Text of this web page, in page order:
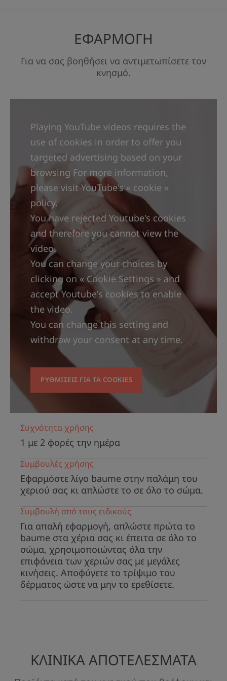
αποστειρωμένο καθ' όλη τη χρήση του και την
απόδοσης φροντίδα εγγυάται ασφάλεια και
βέλτιστο σεβασμό προς το δέρμα και το
μικροβίωμά του. Χωρίς συντηρητικά, χωρίς
ώστε να ελαχιστοποιεί τον κίνδυνο αλλεργικών
αντιδράσεων, το Baume XeraCalm A.D είναι
ιδανικό για το δέρμα βρεφών, παιδιών και
ενηλίκων.
ΛΊΓΑ ΛΌΓΙΑ ΑΠΌ ΤΟΝ ΕΙΔΙΚΌ ΜΑΣ
Το baume κατά των κνησμών
θρέφει και καταπραΰνει το
δέρμα, ενώ παράλληλα
εξισορροπεί εκ νέου το
μικροβίωμά του.
Πλεονέκτημα
καταπραΰνει το αίσθημα κνησμού που
προκαλείται από το ξηρό δέρμα.
Οφέλη
• ΚΑΤΑ ΤΟΥ ΚΝΗΣΜΟΥ : αποτελεσματικότητα
αναγνωρισμένη από δερματολόγους του
European Dermatology Forum για
αντιμετώπιση του ατοπικού εκζέματος
(κατηγορία Emollient PLUS**).
• ΑΝΑΠΛΗΡΩΣΗ ΛΙΠΙΔΩΝ : ανακουφίζει το πολύ
ξηρό δέρμα με τάση για ατοπικό έκζεμα και
κνησμό.
δραστικά συστατικά.» Αναγνωρίζεται από το European Dermatology
Forum - Guidelines for Treatment of Atopic Eczema (Atopic Dermatitis),
ΕΦΑΡΜΟΓΗ
Για να σας βοηθήσει να αντιμετωπίσετε τον
κνησμό.
Playing YouTube videos requires the
use of cookies in order to offer you
targeted advertising based on your
browsing For more information,
please visit YouTube's « cookie »
policy.
You have rejected Youtube's cookies
and therefore you cannot view the
video.
You can change your choices by
clicking on « Cookie Settings » and
accept Youtube's cookies to enable
the video.
You can change this setting and
withdraw your consent at any time.
ΡΥΘΜΊΣΕΙΣ ΓΙΑ ΤΑ COOKIES
Συχνότητα χρήσης
1 με 2 φορές την ημέρα
Συμβουλές χρήσης
Εφαρμόστε λίγο baume στην παλάμη του
χεριού σας κι απλώστε το σε όλο το σώμα.
Συμβουλή από τους ειδικούς
Για απαλή εφαρμογή, απλώστε πρώτα το
baume στα χέρια σας κι έπειτα σε όλο το
σώμα, χρησιμοποιώντας όλα την
επιφάνεια των χεριών σας με μεγάλες
κινήσεις. Αποφύγετε το τρίψιμο του
δέρματος ώστε να μην το ερεθίσετε.
ΚΛΙΝΙΚΑ ΑΠΟΤΕΛΕΣΜΑΤΑ